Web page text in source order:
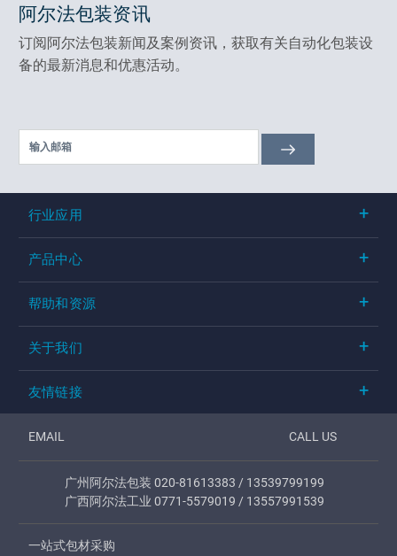
阿尔法包装资讯
订阅阿尔法包装新闻及案例资讯，获取有关自动化包装设
备的最新消息和优惠活动。
行业应用
产品中心
帮助和资源
关于我们
友情链接
EMAIL CALL US
广州阿尔法包装 020-81613383 / 13539799199
广西阿尔法工业 0771-5579019 / 13557991539
一站式包材采购